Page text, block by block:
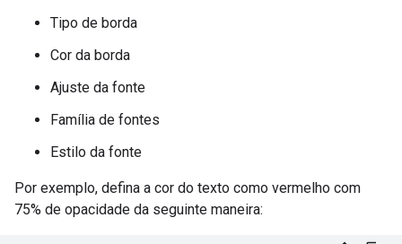
Tipo de borda
Cor da borda
Ajuste da fonte
Família de fontes
Estilo da fonte
Por exemplo, defina a cor do texto como vermelho com
75% de opacidade da seguinte maneira: